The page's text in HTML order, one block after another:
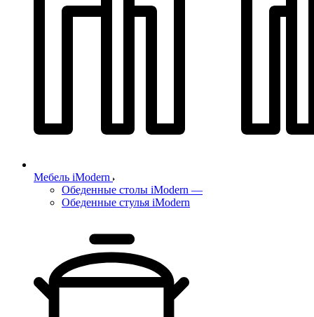
Мебель iModern
Обеденные столы iModern —
Обеденные стулья iModern